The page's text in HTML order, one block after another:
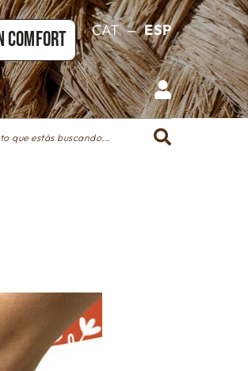
COMFORT CAT _ ESP
que estás buscando...